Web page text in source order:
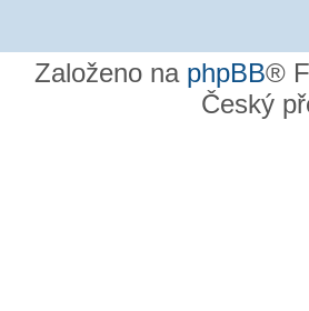
Založeno na phpBB®
Český